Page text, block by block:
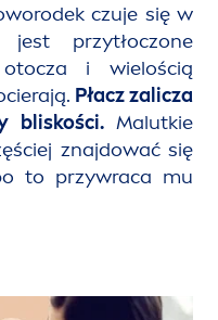
czuje się w
przytłoczone
i wielością
Płacz zalicza
bliskości. Malutkie
znajdować się
to przywraca mu